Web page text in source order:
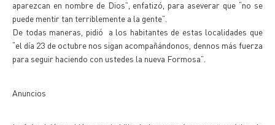
aparezcan en nombre de Dios”, enfatizó, para aseverar que “no se
puede mentir tan terriblemente a la gente”.
De todas maneras, pidió a los habitantes de estas localidades que
“el día 23 de octubre nos sigan acompañándonos, dennos más fuerza
para seguir haciendo con ustedes la nueva Formosa”.
Anuncios